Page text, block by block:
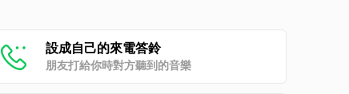
設成自己的來電答鈴
朋友打給你時對方聽到的音樂